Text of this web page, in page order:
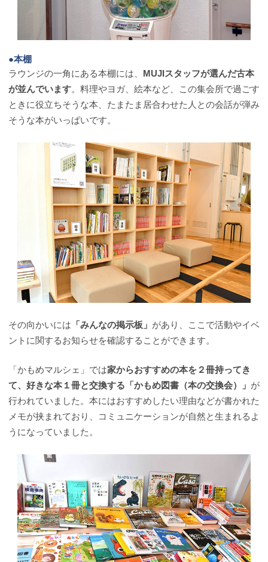
●本棚
ラウンジの一角にある本棚には、 MUJIスタッフが選んだ古本
が並んでいます。料理やヨガ、絵本など、この集会所で過ごす
ときに役立ちそうな本、たまたま居合わせた人との会話が弾み
そうな本がいっぱいです。
その向かいには 「みんなの掲示板」 があり、ここで活動やイベ
ントに関するお知らせを確認することができます。
「かもめマルシェ」では家からおすすめの本を２冊持ってき
て、好きな本１冊と交換する「かもめ図書（本の交換会）」 が
行われていました。本にはおすすめしたい理由などが書かれた
メモが挟まれており、コミュニケーションが自然と生まれるよ
うになっていました。